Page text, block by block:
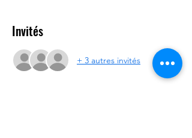
Invités
+ 3 autres invités